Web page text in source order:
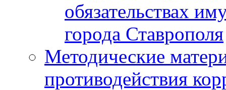
обязательствах
города Ставрополя
Методические
противодействия